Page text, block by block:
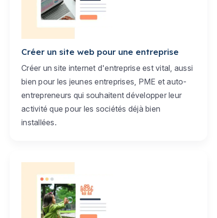
Créer un site web pour une entreprise
Créer un site internet d'entreprise est vital, aussi
bien pour les jeunes entreprises, PME et auto-
entrepreneurs qui souhaitent développer leur
activité que pour les sociétés déjà bien
installées.